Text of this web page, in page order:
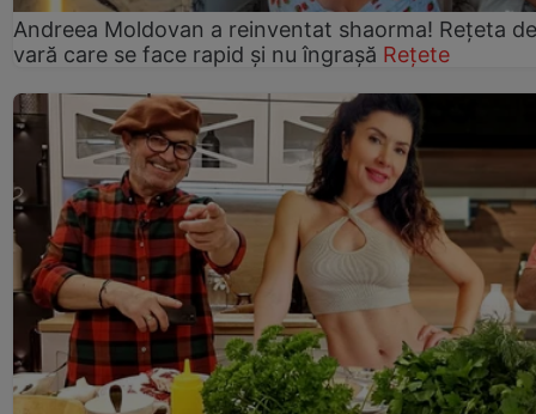
Andreea Moldovan a reinventat shaorma! Rețeta de
vară care se face rapid și nu îngrașă Rețete